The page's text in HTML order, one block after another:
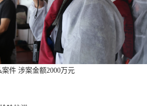
案件 涉案金额2000万元